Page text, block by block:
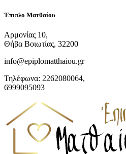
Έπιπλο Ματθαίου
Αρμονίας 10,
Θήβα Βοιωτίας, 32200
info@epiplomatthaiou.gr
Τηλέφωνα: 2262080064,
6999095093